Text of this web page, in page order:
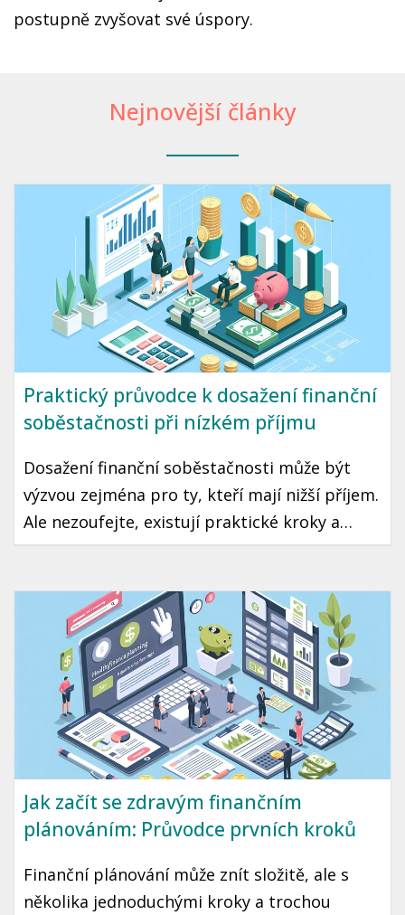
postupně zvyšovat své úspory.
Nejnovější články
Praktický průvodce k dosažení finanční
soběstačnosti při nízkém příjmu
Dosažení finanční soběstačnosti může být
výzvou zejména pro ty, kteří mají nižší příjem.
Ale nezoufejte, existují praktické kroky a
strategie, které vám mohou pomoci tento cíl
šetřit a investovat i s omezeným rozpočtem.
Jak začít se zdravým finančním
plánováním: Průvodce prvních kroků
Finanční plánování může znít složitě, ale s
několika jednoduchými kroky a trochou